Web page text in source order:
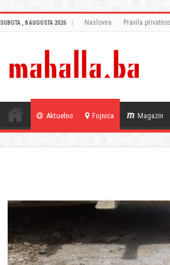
SUBOTA , 8 AUGUSTA 2026 Naslovna Pravila
Aktuelno Fojnica Magazin